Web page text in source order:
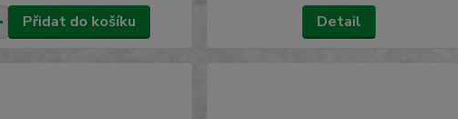
Přidat do košíku Detail